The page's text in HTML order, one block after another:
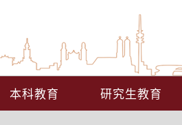
本科教育 研究生教育